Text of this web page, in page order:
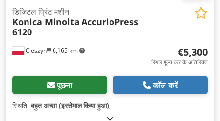
Cieszyn 6,165 km
डिजिटल प्रिंट मशीन
Konica Minolta AccurioPress
6120
€5,300
स्थिर मूल्य कर के अतिरिक्त
पूछना कॉल करें
स्थिति:बहुत अच्छा (इस्तेमाल किया हुआ),